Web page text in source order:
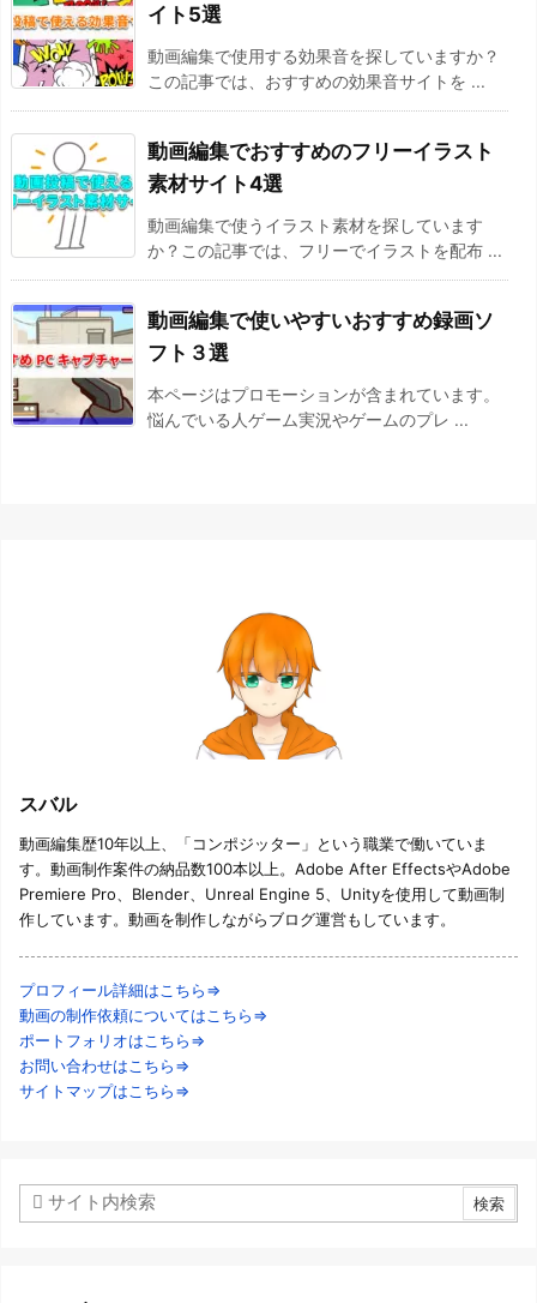
イト5選
動画編集で使用する効果音を探していますか？
この記事では、おすすめの効果音サイトを ...
動画編集でおすすめのフリーイラスト
素材サイト4選
動画編集で使うイラスト素材を探しています
か？この記事では、フリーでイラストを配布 ...
動画編集で使いやすいおすすめ録画ソ
フト３選
本ページはプロモーションが含まれています。
悩んでいる人ゲーム実況やゲームのプレ ...
スバル
動画編集歴10年以上、「コンポジッター」という職業で働いていま
す。動画制作案件の納品数100本以上。Adobe After EffectsやAdobe
Premiere Pro、Blender、Unreal Engine 5、Unityを使用して動画制
作しています。動画を制作しながらブログ運営もしています。
プロフィール詳細はこちら⇒
動画の制作依頼についてはこちら⇒
ポートフォリオはこちら⇒
お問い合わせはこちら⇒
サイトマップはこちら⇒